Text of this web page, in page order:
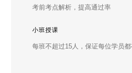
考前考点解析，提高通过率
小班授课
每班不超过15人，保证每位学员